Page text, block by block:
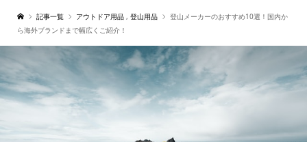
記事一覧 アウトドア用品 , 登山用品
登山メーカーのおすすめ10選！国内か
ら海外ブランドまで幅広くご紹介！